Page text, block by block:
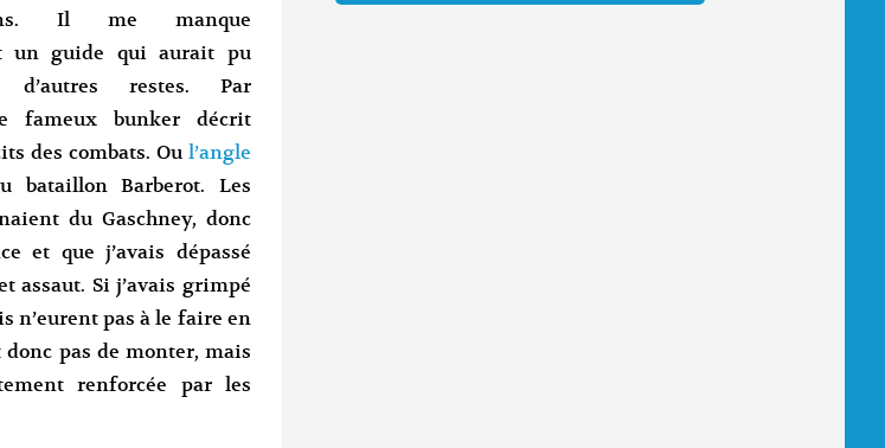
Il me manque
un guide qui aurait pu
d’autres restes. Par
fameux bunker décrit
des combats. Ou l’angle
bataillon Barberot. Les
du Gaschney, donc
et que j’avais dépassé
assaut. Si j’avais grimpé
n’eurent pas à le faire en
donc pas de monter, mais
renforcée par les